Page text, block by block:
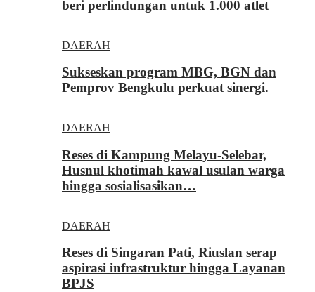
beri perlindungan untuk 1.000 atlet
DAERAH
Sukseskan program MBG, BGN dan
Pemprov Bengkulu perkuat sinergi.
DAERAH
Reses di Kampung Melayu-Selebar,
Husnul khotimah kawal usulan warga
hingga sosialisasikan…
DAERAH
Reses di Singaran Pati, Riuslan serap
aspirasi infrastruktur hingga Layanan
BPJS